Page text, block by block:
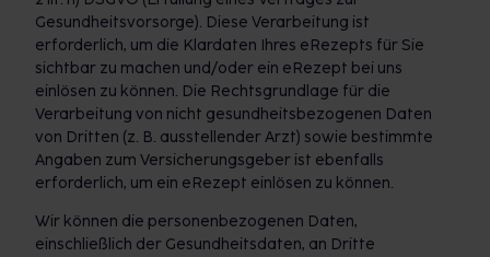
Gesundheitsvorsorge). Diese Verarbeitung ist
erforderlich, um die Klardaten Ihres eRezepts für Sie
sichtbar zu machen und/oder ein eRezept bei uns
einlösen zu können. Die Rechtsgrundlage für die
Verarbeitung von nicht gesundheitsbezogenen Daten
von Dritten (z. B. ausstellender Arzt) sowie bestimmte
Angaben zum Versicherungsgeber ist ebenfalls
erforderlich, um ein eRezept einlösen zu können.
Wir können die personenbezogenen Daten,
einschließlich der Gesundheitsdaten, an Dritte